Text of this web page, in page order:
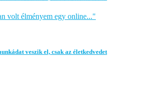
volt élményem egy online..."
veszik el, csak az életkedvedet